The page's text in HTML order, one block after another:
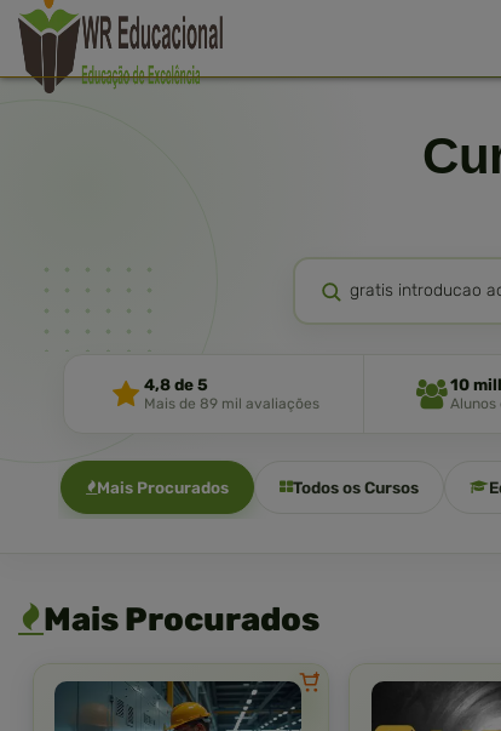
4,8 de 5
Mais de 89 mil avaliações
10
Alunos
Mais Procurados Todos os Cursos
Mais Procurados